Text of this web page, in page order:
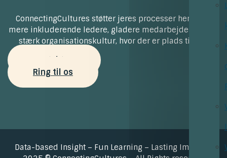
ConnectingCultures støtter jeres processer henimod
mere inkluderende ledere, gladere medarbejdere og en
stærk organisationskultur, hvor der er plads til alle
Kontakt os
Ring til os
Data-based Insight – Fun Learning – Lasting Impact –